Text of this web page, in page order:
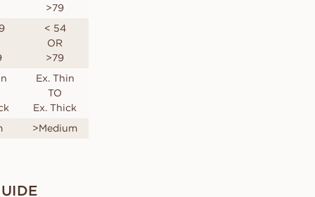
>79
< 54
OR
>79
Ex. Thin
TO
Ex. Thick
>Medium